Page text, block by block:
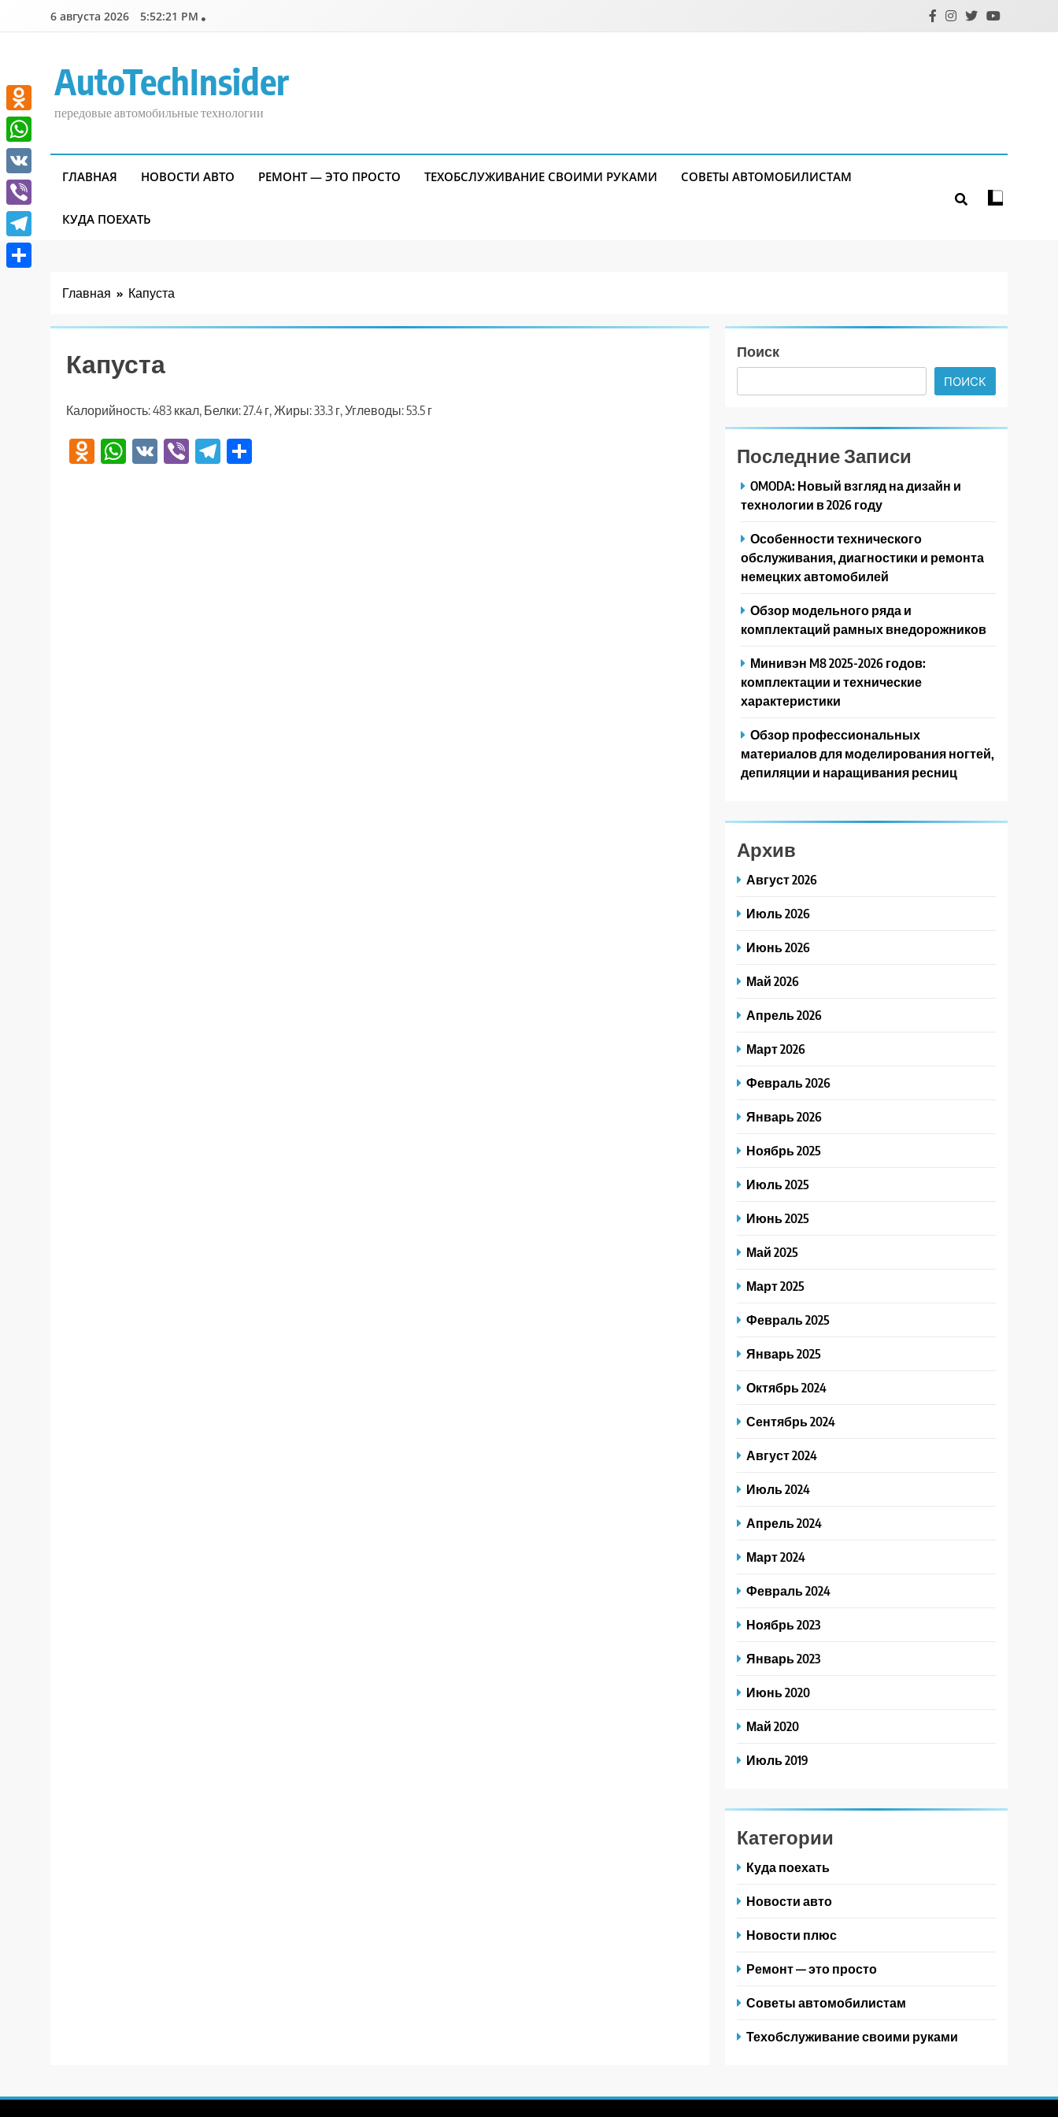
6 августа 2026 5:52:22 PM
AutoTechInsider
передовые автомобильные технологии
ГЛАВНАЯ НОВОСТИ АВТО РЕМОНТ — ЭТО ПРОСТО ТЕХОБСЛУЖИВАНИЕ СВОИМИ РУКАМИ СОВЕТЫ АВТОМОБИЛИСТАМ
КУДА ПОЕХАТЬ
Главная Капуста
Капуста
Калорийность: 483 ккал, Белки: 27.4 г, Жиры: 33.3 г, Углеводы: 53.5 г
Odnoklassniki
WhatsApp
VK ViberTelegram
Поиск
ПОИСК
Последние Записи
OMODA: Новый взгляд на дизайн и
технологии в 2026 году
Особенности технического
обслуживания, диагностики и ремонта
немецких автомобилей
Обзор модельного ряда и
комплектаций рамных внедорожников
Минивэн M8 2025-2026 годов:
комплектации и технические
характеристики
Обзор профессиональных
материалов для моделирования ногтей,
депиляции и наращивания ресниц
Архив
Август 2026
Июль 2026
Июнь 2026
Май 2026
Апрель 2026
Март 2026
Февраль 2026
Январь 2026
Ноябрь 2025
Июль 2025
Июнь 2025
Май 2025
Март 2025
Февраль 2025
Январь 2025
Октябрь 2024
Сентябрь 2024
Август 2024
Июль 2024
Апрель 2024
Март 2024
Февраль 2024
Ноябрь 2023
Январь 2023
Июнь 2020
Май 2020
Июль 2019
Категории
Куда поехать
Новости авто
Новости плюс
Ремонт — это просто
Советы автомобилистам
Техобслуживание своими руками
Odnoklassniki
WhatsApp
VK
Viber
Telegram